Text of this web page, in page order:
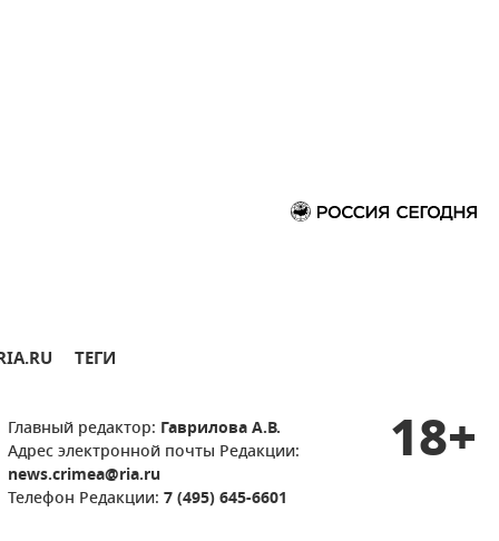
ТЕГИ
Главный редактор: Гаврилова А.В.
Адрес электронной почты Редакции:
news.crimea@ria.ru
Телефон Редакции: 7 (495) 645-6601
18+